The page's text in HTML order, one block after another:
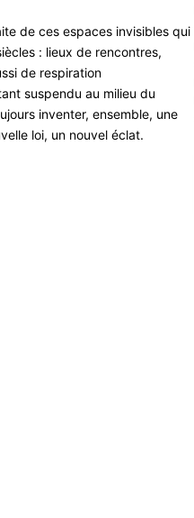
de ces espaces invisibles qui
: lieux de rencontres,
de respiration
suspendu au milieu du
inventer, ensemble, une
loi, un nouvel éclat.